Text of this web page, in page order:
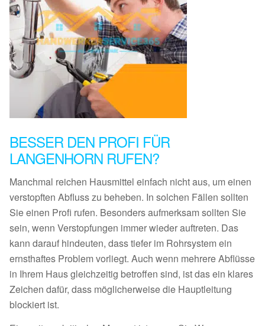
BESSER DEN PROFI FÜR
LANGENHORN RUFEN?
Manchmal reichen Hausmittel einfach nicht aus, um einen
verstopften Abfluss zu beheben. In solchen Fällen sollten
Sie einen Profi rufen. Besonders aufmerksam sollten Sie
sein, wenn Verstopfungen immer wieder auftreten. Das
kann darauf hindeuten, dass tiefer im Rohrsystem ein
ernsthaftes Problem vorliegt. Auch wenn mehrere Abflüsse
in Ihrem Haus gleichzeitig betroffen sind, ist das ein klares
Zeichen dafür, dass möglicherweise die Hauptleitung
blockiert ist.